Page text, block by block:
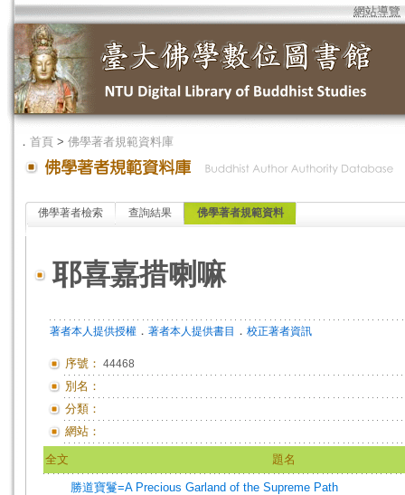
網站導覽
． 首頁 > 佛學著者規範資料庫
佛學著者檢索 查詢結果 佛學著者規範資料
耶喜嘉措喇嘛
著者本人提供授權 ． 著者本人提供書目 ． 校正著者資訊
序號： 44468
別名：
分類：
網站：
全文 題名
勝道寶鬘=A Precious Garland of the Supreme Path